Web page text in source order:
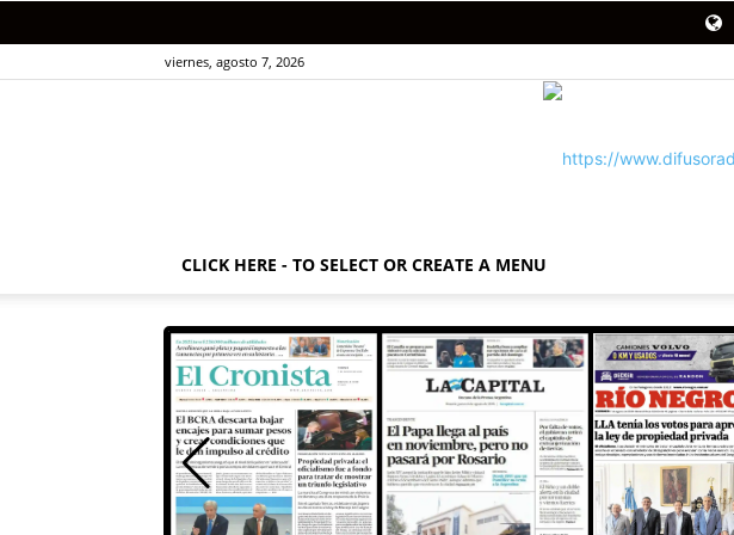
viernes, agosto 7, 2026
CLICK HERE - TO SELECT OR CREATE A MENU